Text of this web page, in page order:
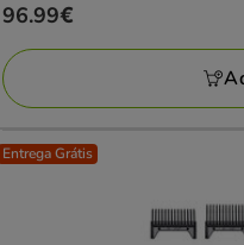
Preço
96.99€
96.99€
Entrega Grátis